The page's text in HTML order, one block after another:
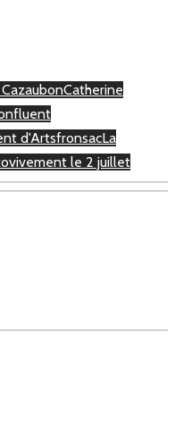
Catherine
d'ArtsfronsacLa
vivement le 2 juillet